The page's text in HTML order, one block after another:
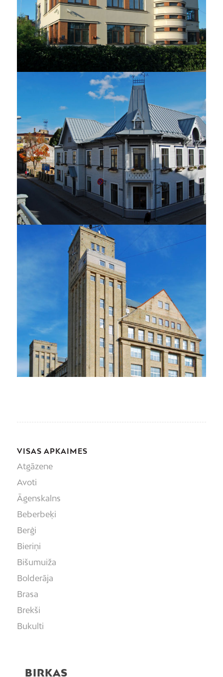
VISAS APKAIMES
Atgāzene
Avoti
Āgenskalns
Beberbeķi
Berģi
Bieriņi
Bišumuiža
Bolderāja
Brasa
Brekši
Bukulti
Čiekurkalns
BIRKAS